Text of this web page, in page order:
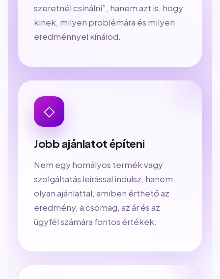
szeretnél csinálni”, hanem azt is, hogy
kinek, milyen problémára és milyen
eredménnyel kínálod.
◇
Jobb ajánlatot építeni
Nem egy homályos termék vagy
szolgáltatás leírással indulsz, hanem
olyan ajánlattal, amiben érthető az
eredmény, a csomag, az ár és az
ügyfél számára fontos értékek.